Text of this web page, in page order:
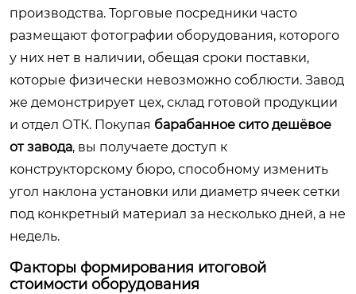
производства. Торговые посредники часто
размещают фотографии оборудования, которого
у них нет в наличии, обещая сроки поставки,
которые физически невозможно соблюсти. Завод
же демонстрирует цех, склад готовой продукции
и отдел ОТК. Покупая барабанное сито дешёвое
от завода, вы получаете доступ к
конструкторскому бюро, способному изменить
угол наклона установки или диаметр ячеек сетки
под конкретный материал за несколько дней, а не
недель.
Факторы формирования итоговой
стоимости оборудования